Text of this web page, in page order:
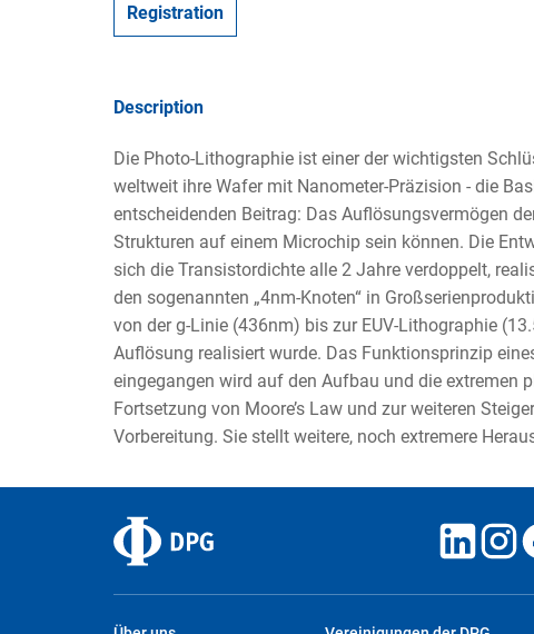
Registration
Description
Die Photo-Lithographie ist einer der wichtigsten
weltweit ihre Wafer mit Nanometer-Präzision - die
entscheidenden Beitrag: Das Auflösungsvermögen
Strukturen auf einem Microchip sein können. Die
sich die Transistordichte alle 2 Jahre verdoppelt,
den sogenannten „4nm-Knoten“ in
von der g-Linie (436nm) bis zur EUV-Lithographie
Auflösung realisiert wurde. Das Funktionsprinzip
eingegangen wird auf den Aufbau und die extremen
Fortsetzung von Moore’s Law und zur weiteren
Vorbereitung. Sie stellt weitere, noch extremere